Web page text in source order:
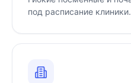
под расписание клиники.